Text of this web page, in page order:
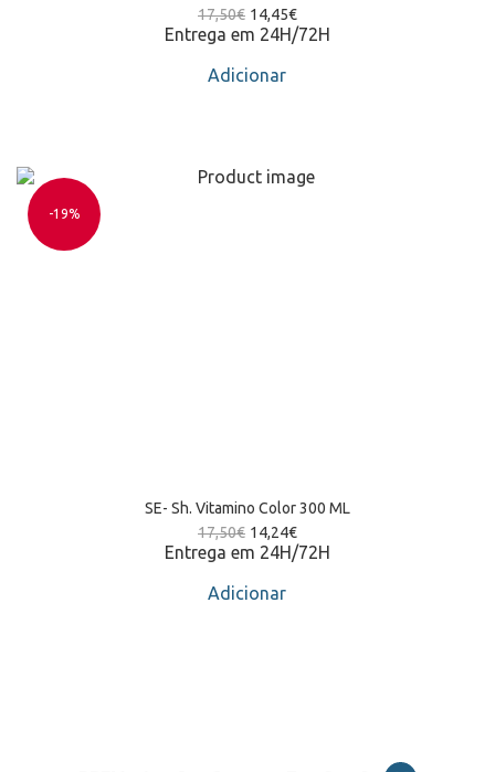
17,50€ 14,45€
Entrega em 24H/72H
Adicionar
-19%
SE- Sh. Vitamino Color 300 ML
17,50€ 14,24€
Entrega em 24H/72H
Adicionar